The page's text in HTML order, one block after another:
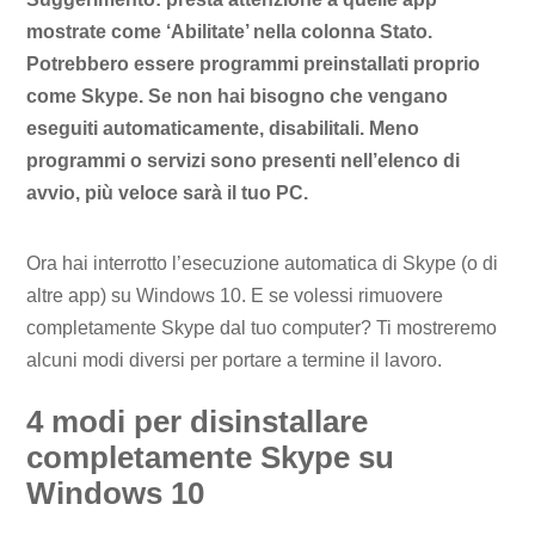
mostrate come ‘Abilitate’ nella colonna Stato.
Potrebbero essere programmi preinstallati proprio
come Skype. Se non hai bisogno che vengano
eseguiti automaticamente, disabilitali. Meno
programmi o servizi sono presenti nell’elenco di
avvio, più veloce sarà il tuo PC.
Ora hai interrotto l’esecuzione automatica di Skype (o di
altre app) su Windows 10. E se volessi rimuovere
completamente Skype dal tuo computer? Ti mostreremo
alcuni modi diversi per portare a termine il lavoro.
4 modi per disinstallare
completamente Skype su
Windows 10